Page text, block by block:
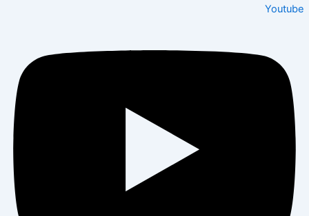
Youtube